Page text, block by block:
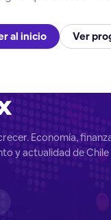
al inicio Ver
Economía,
y actualidad de Chile